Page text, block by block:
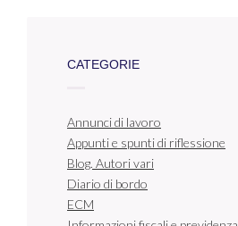
CATEGORIE
Annunci di lavoro
Appunti e spunti di riflessione
Blog. Autori vari
Diario di bordo
ECM